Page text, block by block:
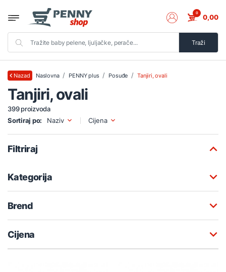
Traži
0 0,00
Nazad Naslovna PENNY plus Posuđe Tanjiri, ovali
Tanjiri, ovali
399 proizvoda
Sortiraj po:
Naziv Cijena
Filtriraj
Kategorija
Brend
Cijena